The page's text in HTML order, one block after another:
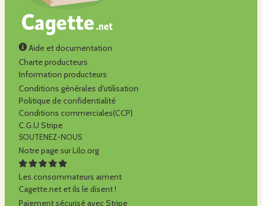
Aide et documentation
Charte producteurs
Information producteurs
Conditions générales d'utilisation
Politique de confidentialité
Conditions commerciales(CCP)
C.G.U Stripe
SOUTENEZ-NOUS
Notre page sur Lilo.org
Les consommateurs aiment
Cagette.net et ils le disent !
Paiement sécurisé avec Stripe